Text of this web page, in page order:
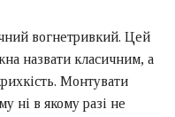
вогнетривкий. Цей
назвати класичним, а
Монтувати
ні в якому разі не